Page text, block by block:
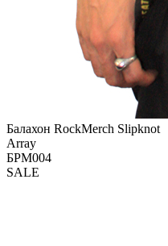
Балахон RockMerch Slipknot
Array
БРМ004
SALE